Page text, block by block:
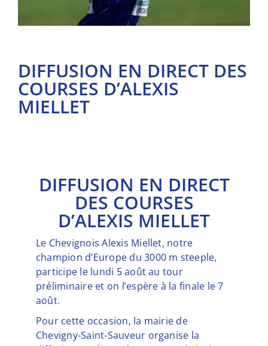
DIFFUSION EN DIRECT DES
COURSES D’ALEXIS
MIELLET
DIFFUSION EN DIRECT
DES COURSES
D’ALEXIS MIELLET
Le Chevignois Alexis Miellet, notre
champion d’Europe du 3000 m steeple,
participe le lundi 5 août au tour
préliminaire et on l’espère à la finale le 7
août.
Pour cette occasion, la mairie de
Chevigny-Saint-Sauveur organise la